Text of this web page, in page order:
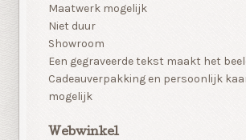
Maatwerk mogelijk
Niet duur
Showroom
Een gegraveerde tekst maakt het
Cadeauverpakking en persoonlijk
mogelijk
Webwinkel